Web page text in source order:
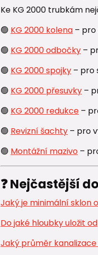
Ke KG 2000 trubkám
🟢 KG 2000 kolena– pro
🟢 KG 2000 odbočky–
🟢 KG 2000 spojky– pro
🟢 KG 2000 přesuvky–
🟢 KG 2000 redukce–
🟢 Revizní šachty– pro
🟢 Montážní mazivo–
❓ Nejčastější
Jaký je minimální sklon
Do jaké hloubky uložit
Jaký průměr